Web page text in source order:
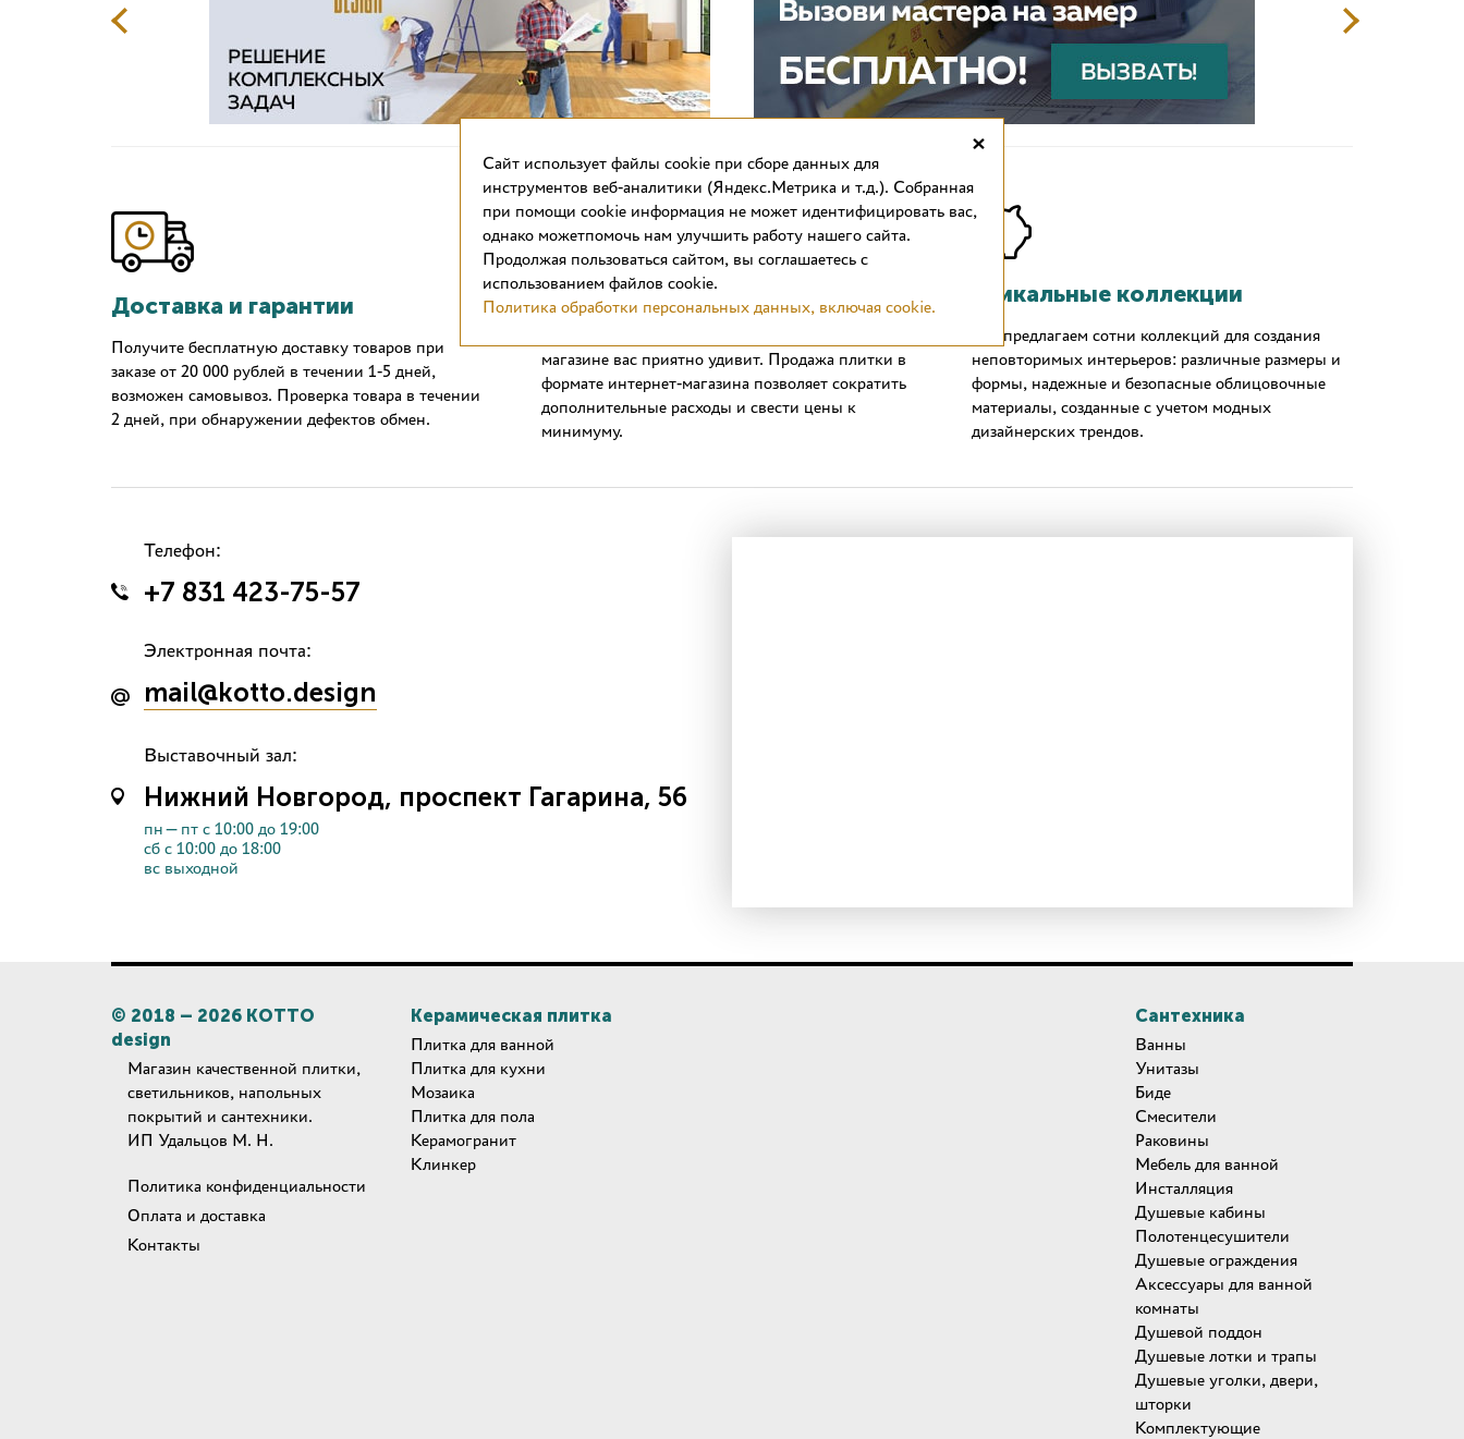
Доставка и гарантии
Получите бесплатную доставку товаров при
заказе от 20 000 рублей в течении 1-5 дней,
возможен самовывоз. Проверка товара в течении
2 дней, при обнаружении дефектов обмен.
Выгодные цены
магазине вас приятно удивит. Продажа плитки в
формате интернет-магазина позволяет сократить
дополнительные расходы и свести цены к
минимуму.
Уникальные коллекции
Мы предлагаем сотни коллекций для создания
неповторимых интерьеров: различные размеры и
формы, надежные и безопасные облицовочные
материалы, созданные с учетом модных
дизайнерских трендов.
Телефон:
+7 831 423-75-57
Электронная почта:
mail@kotto.design
Выставочный зал:
Нижний Новгород, проспект Гагарина, 56
пн—пт с 10:00 до 19:00
сб с 10:00 до 18:00
вс выходной
© 2018 – 2026 КОТТО
design
Магазин качественной плитки,
светильников, напольных
покрытий и сантехники.
ИП Удальцов М. Н.
Политика конфиденциальности
Оплата и доставка
Контакты
Керамическая плитка
Плитка для ванной
Плитка для кухни
Мозаика
Плитка для пола
Керамогранит
Клинкер
Сантехника
Ванны
Унитазы
Биде
Смесители
Раковины
Мебель для ванной
Инсталляция
Душевые кабины
Полотенцесушители
Душевые ограждения
Аксессуары для ванной
комнаты
Душевой поддон
Душевые лотки и трапы
Душевые уголки, двери,
шторки
Комплектующие
×
Cайт использует файлы cookie при сборе данных для
инструментов веб-аналитики (Яндекс.Метрика и т.д.). Собранная
при помощи cookie информация не может идентифицировать вас,
однако можетпомочь нам улучшить работу нашего сайта.
Продолжая пользоваться сайтом, вы соглашаетесь с
использованием файлов cookie.
Политика обработки персональных данных, включая cookie.